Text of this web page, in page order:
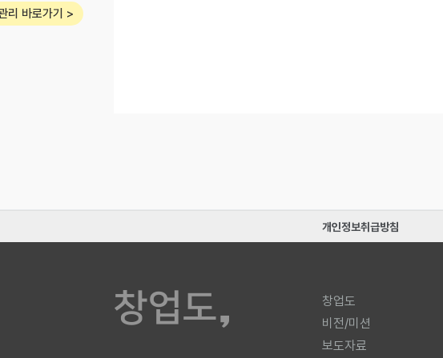
리 바로가기 >
개인정보취급방침
창업도
비전/미션
보도자료